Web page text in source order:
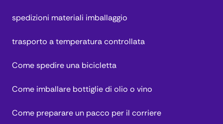
spedizioni materiali imballaggio
trasporto a temperatura controllata
Come spedire una bicicletta
Come imballare bottiglie di olio o vino
Come preparare un pacco per il corriere